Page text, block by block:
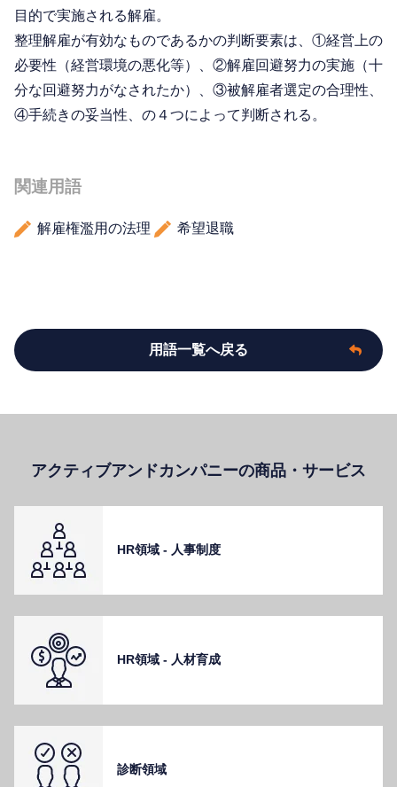
目的で実施される解雇。
整理解雇が有効なものであるかの判断要素は、①経営上の
必要性（経営環境の悪化等）、②解雇回避努力の実施（十
分な回避努力がなされたか）、③被解雇者選定の合理性、
④手続きの妥当性、の４つによって判断される。
関連用語
解雇権濫用の法理 希望退職
用語一覧へ戻る
アクティブアンドカンパニーの商品・サービス
HR領域 - ⼈事制度
HR領域 - ⼈材育成
診断領域